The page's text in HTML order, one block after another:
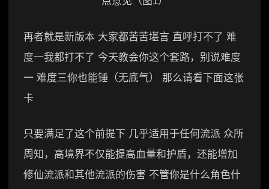
再者就是新版本 大家都苦苦堪言 直呼打不了 难
度一我都打不了 今天教会你这个套路，别说难度
一 难度三你也能锤（无底气） 那么请看下面这张
卡
只要满足了这个前提下 几乎适用于任何流派 众所
周知，高境界不仅能提高血量和护盾，还能增加
修仙流派和其他流派的伤害 不管你是什么角色什